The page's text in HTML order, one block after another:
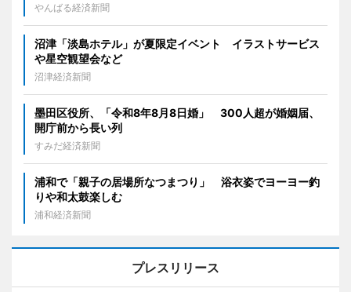
やんばる経済新聞
沼津「淡島ホテル」が夏限定イベント イラストサービス
や星空観望会など
沼津経済新聞
墨田区役所、「令和8年8月8日婚」 300人超が婚姻届、
開庁前から長い列
すみだ経済新聞
浦和で「親子の居場所なつまつり」 浴衣姿でヨーヨー釣
りや和太鼓楽しむ
浦和経済新聞
プレスリリース